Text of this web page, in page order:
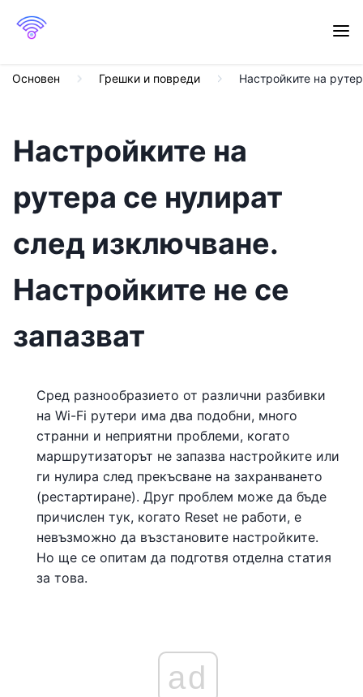
Основен Грешки и повреди Настройките на
Настройките на
рутера се нулират
след изключване.
Настройките не се
запазват
Сред разнообразието от различни разбивки
на Wi-Fi рутери има два подобни, много
странни и неприятни проблеми, когато
маршрутизаторът не запазва настройките или
ги нулира след прекъсване на захранването
(рестартиране). Друг проблем може да бъде
причислен тук, когато Reset не работи, е
невъзможно да възстановите настройките.
Но ще се опитам да подготвя отделна статия
за това.
ad